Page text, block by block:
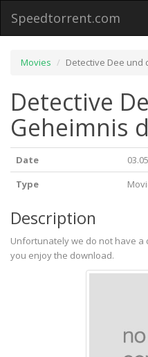
Speedtorrent.com
Movies Detective Dee und
Detective
Geheimnis
Date
Type
Description
Unfortunately we do not have
you enjoy the download.